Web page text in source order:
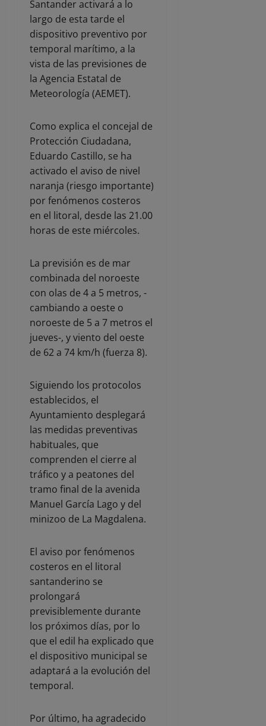
Santander activará a lo
largo de esta tarde el
dispositivo preventivo por
temporal marítimo, a la
vista de las previsiones de
la Agencia Estatal de
Meteorología (AEMET).
Como explica el concejal de
Protección Ciudadana,
Eduardo Castillo, se ha
activado el aviso de nivel
naranja (riesgo importante)
por fenómenos costeros
en el litoral, desde las 21.00
horas de este miércoles.
La previsión es de mar
combinada del noroeste
con olas de 4 a 5 metros, -
cambiando a oeste o
noroeste de 5 a 7 metros el
jueves-, y viento del oeste
de 62 a 74 km/h (fuerza 8).
Siguiendo los protocolos
establecidos, el
Ayuntamiento desplegará
las medidas preventivas
habituales, que
comprenden el cierre al
tráfico y a peatones del
tramo final de la avenida
Manuel García Lago y del
minizoo de La Magdalena.
El aviso por fenómenos
costeros en el litoral
santanderino se
prolongará
previsiblemente durante
los próximos días, por lo
que el edil ha explicado que
el dispositivo municipal se
adaptará a la evolución del
temporal.
Por último, ha agradecido